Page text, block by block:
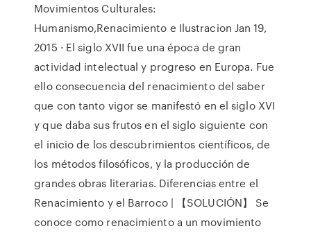
Movimientos Culturales:
Humanismo,Renacimiento e Ilustracion Jan 19,
2015 · El siglo XVII fue una época de gran
actividad intelectual y progreso en Europa. Fue
ello consecuencia del renacimiento del saber
que con tanto vigor se manifestó en el siglo XVI
y que daba sus frutos en el siglo siguiente con
el inicio de los descubrimientos científicos, de
los métodos filosóficos, y la producción de
grandes obras literarias. Diferencias entre el
Renacimiento y el Barroco | 【SOLUCIÓN】 Se
conoce como renacimiento a un movimiento